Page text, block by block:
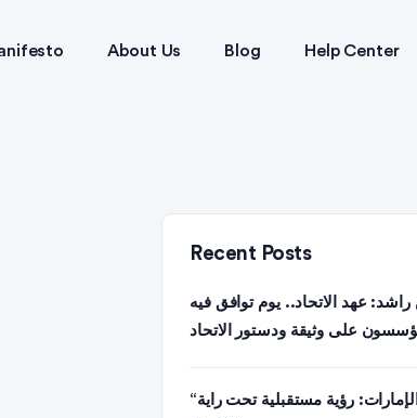
About Us Blog Help Center
Recent Posts
عهد الاتحاد.. يوم توافق فيه
على وثيقة ودستور الاتحاد
“عقارات الإمارات: رؤية مستقبلية تحت راية